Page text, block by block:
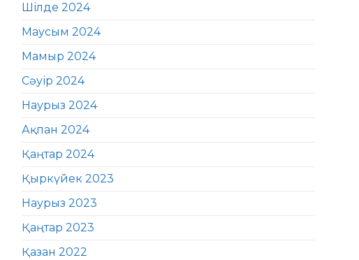
Шілде 2024
Маусым 2024
Мамыр 2024
Сәуір 2024
Наурыз 2024
Ақпан 2024
Қаңтар 2024
Қыркүйек 2023
Наурыз 2023
Қаңтар 2023
Қазан 2022